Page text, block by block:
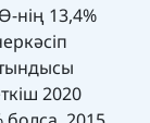
нің 13,4%
2020